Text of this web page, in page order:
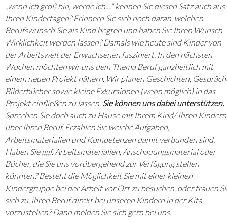
„wenn ich groß bin, werde ich...." kennen Sie diesen Satz auch aus
Ihren Kindertagen? Erinnern Sie sich noch daran, welchen
Berufswunsch Sie als Kind hegten und haben Sie Ihren Wunsch
Wirklichkeit werden lassen? Damals wie heute sind Kinder von
der Arbeitswelt der Erwachsenen fasziniert. In den nächsten
Wochen möchten wir uns dem Thema Beruf ganzheitlich mit
einem neuen Projekt nähern. Wir planen Geschichten,
Bilderbücher sowie kleine Exkursionen (wenn möglich) in das
Projekt einfließen zu lassen. Sie können uns dabei unterstützen.
Sprechen Sie doch auch zu Hause mit Ihrem Kind/ Ihren Kindern
über Ihren Beruf. Erzählen Sie welche Aufgaben,
Arbeitsmaterialien und Kompetenzen damit verbunden sind.
Haben Sie ggf. Arbeitsmaterialien, Anschauungsmaterial oder
Bücher, die Sie uns vorübergehend zur Verfügung stellen
könnten? Besteht die Möglichkeit Sie mit einer kleinen
Kindergruppe bei der Arbeit vor Ort zu besuchen, oder trauen
sich zu, ihren Beruf direkt bei unseren Kindern in der Kita
vorzustellen? Dann melden Sie sich gern bei uns.